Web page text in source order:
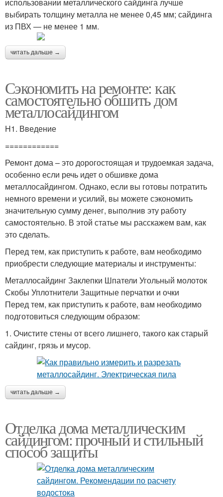
выбирать толщину металла не менее 0,45 мм; сайдинга
из ПВХ — не менее 1 мм.
читать дальше →
Сэкономить на ремонте: как
самостоятельно обшить дом
металлосайдингом
H1. Введение
============
Ремонт дома – это дорогостоящая и трудоемкая задача,
особенно если речь идет о обшивке дома
металлосайдингом. Однако, если вы готовы потратить
немного времени и усилий, вы можете сэкономить
значительную сумму денег, выполнив эту работу
самостоятельно. В этой статье мы расскажем вам, как
это сделать.
Перед тем, как приступить к работе, вам необходимо
приобрести следующие материалы и инструменты:
Металлосайдинг Заклепки Шпатели Угольный молоток
Скобы Уплотнители Защитные перчатки и очки
Перед тем, как приступить к работе, вам необходимо
подготовиться следующим образом:
1. Очистите стены от всего лишнего, такого как старый
сайдинг, грязь и мусор.
читать дальше →
Отделка дома металлическим
сайдингом: прочный и стильный
способ защиты